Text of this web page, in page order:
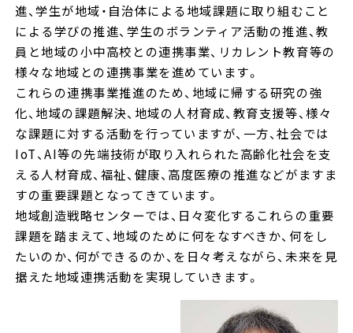
進、学生が地域・自治体による地域課題に取り組むこと
による学びの推進、学生のボランティア活動の推進、教
員と地域の小中高校との連携事業、リカレント教育等の
様々な地域との連携事業を進めています。
これらの連携事業推進のため、地域に帰する研究の強
化、地域の課題解決、地域の人材育成、教育支援等、様々
な課題に対する活動を行っていますが、一方、社会では
IoT、AI等の先端技術が取り入れられた高齢化社会を支
える人材育成、福祉、健康、高度医療の推進などがますま
すの重要課題となってきています。
地域創造戦略センターでは、日々変化するこれらの重要
課題を踏まえて、地域のために何をなすべきか、何をし
たいのか、何ができるのか、を日々考えながら、未来を見
据えた地域連携活動を実現していきます。